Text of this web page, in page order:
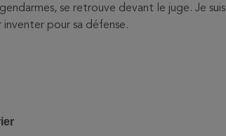
se retrouve devant le juge. Je suis
pour sa défense.